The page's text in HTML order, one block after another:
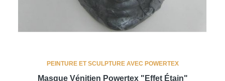
PEINTURE ET SCULPTURE AVEC POWERTEX
Masque Vénitien Powertex "effet Étain"